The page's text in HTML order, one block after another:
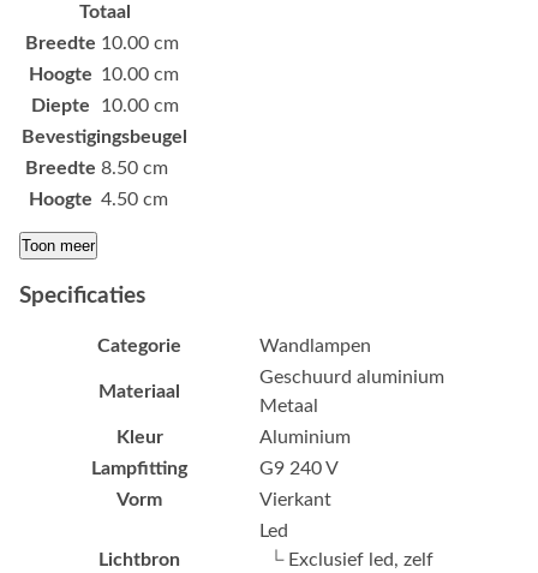
Totaal
Breedte 10.00 cm
Hoogte 10.00 cm
Diepte
10.00 cm
Bevestigingsbeugel
Breedte 8.50 cm
Hoogte 4.50 cm
Toon meer
Specificaties
Categorie Wandlampen
Materiaal
Geschuurd aluminium
Metaal
Kleur
Aluminium
Lampfitting
G9 240 V
Vorm
Vierkant
Lichtbron
Led
└ Exclusief led, zelf